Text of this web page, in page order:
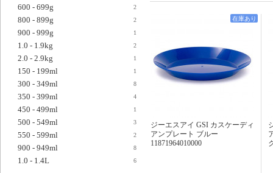
ジーエスアイ GSI カスケーディ
アンプレート ブルー
11871964010000
在庫あり
600 - 699g 2
800 - 899g 2
900 - 999g 1
1.0 - 1.9kg 2
2.0 - 2.9kg 1
150 - 199ml 1
300 - 349ml 8
350 - 399ml 4
450 - 499ml 1
500 - 549ml 3
550 - 599ml 2
900 - 949ml 8
1.0 - 1.4L 6